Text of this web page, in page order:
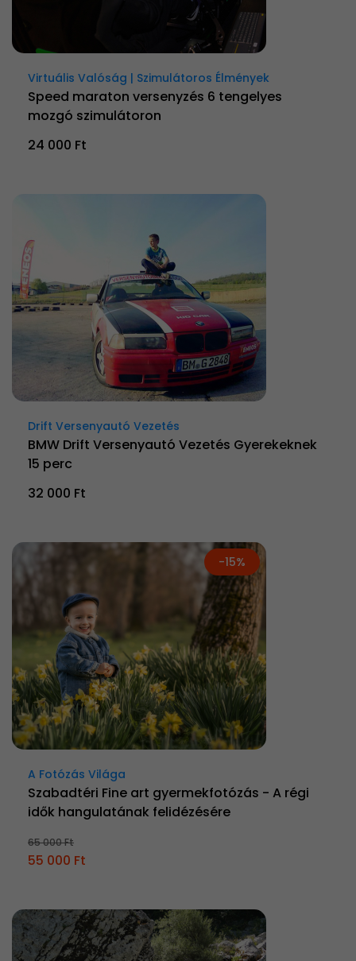
Virtuális Valóság | Szimulátoros Élmények
Speed maraton versenyzés 6 tengelyes
mozgó szimulátoron
24 000 Ft
Drift Versenyautó Vezetés
BMW Drift Versenyautó Vezetés Gyerekeknek
15 perc
32 000 Ft
-15%
A Fotózás Világa
Szabadtéri Fine art gyermekfotózás - A régi
idők hangulatának felidézésére
65 000 Ft
55 000 Ft